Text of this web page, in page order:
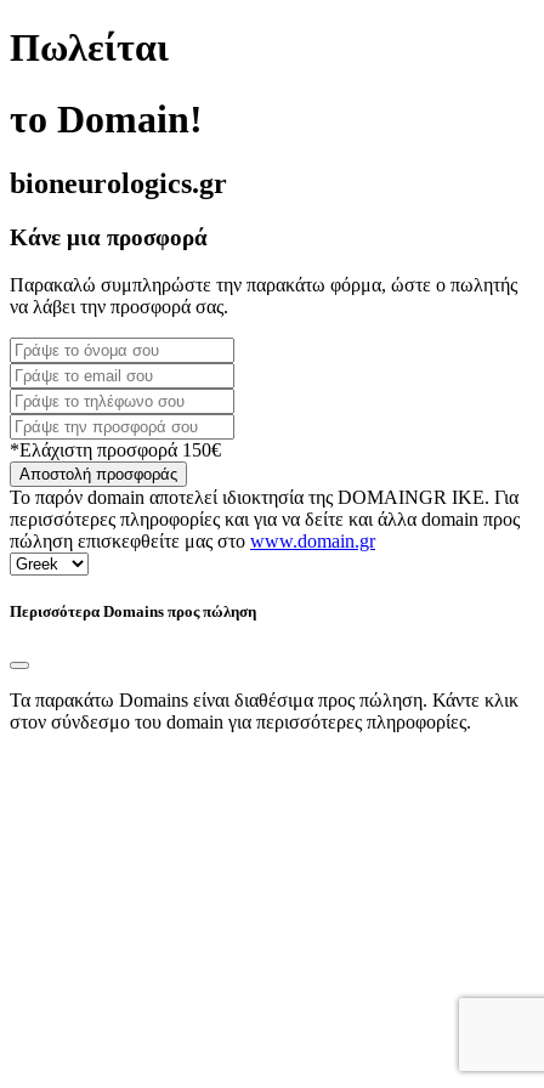
Πωλείται
το Domain!
bioneurologics.gr
Κάνε μια προσφορά
Παρακαλώ συμπληρώστε την παρακάτω φόρμα, ώστε ο πωλητής
να λάβει την προσφορά σας.
*Ελάχιστη προσφορά 150€
Αποστολή προσφοράς
Το παρόν domain αποτελεί ιδιοκτησία της DOMAINGR ΙΚΕ. Για
περισσότερες πληροφορίες και για να δείτε και άλλα domain προς
πώληση επισκεφθείτε μας στο www.domain.gr
Περισσότερα Domains προς πώληση
Τα παρακάτω Domains είναι διαθέσιμα προς πώληση. Κάντε κλικ
στον σύνδεσμο του domain για περισσότερες πληροφορίες.